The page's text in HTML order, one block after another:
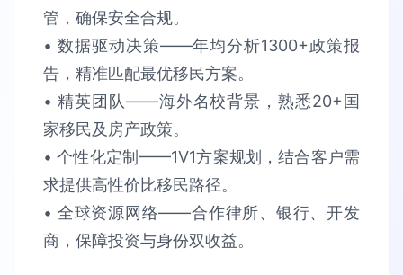
管，确保​​安全合规​​。​​
• 数据驱动决策​​——年均分析​​1300+政策报
告​​，精准匹配最优移民方案。​​
• 精英团队​​——海外名校背景，熟悉​​20+国
家​​移民及房产政策。​​
• 个性化定制​​——1V1方案规划，结合客户需
求提供​​高性价比​​移民路径。​​
• 全球资源网络​​——合作律所、银行、开发
商，保障​​投资与身份双收益​​。